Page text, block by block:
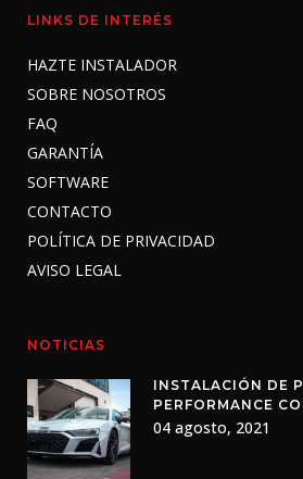
LINKS DE INTERÉS
HAZTE INSTALADOR
SOBRE NOSOTROS
FAQ
GARANTÍA
SOFTWARE
CONTACTO
POLÍTICA DE PRIVACIDAD
AVISO LEGAL
NOTICIAS
INSTALACIÓN DE
PERFORMANCE
04 agosto, 2021